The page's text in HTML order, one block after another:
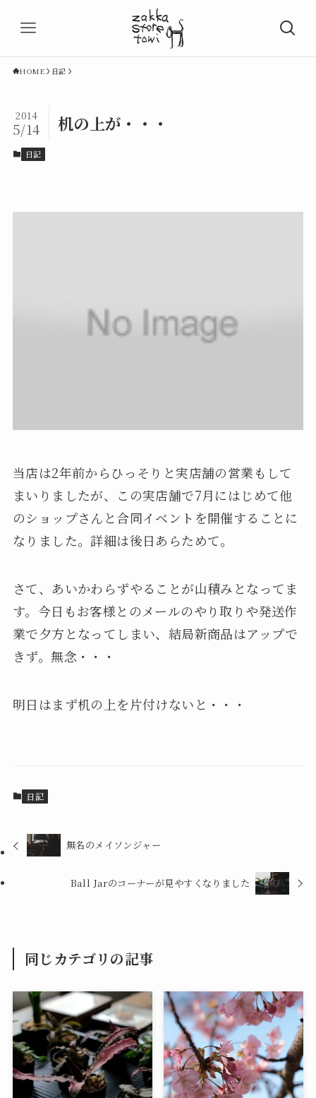
HOME 日記
机の上が・・・
2014
5/14
日記
当店は2年前からひっそりと実店舗の営業もして
まいりましたが、この実店舗で7月にはじめて他
のショップさんと合同イベントを開催することに
なりました。詳細は後日あらためて。
さて、あいかわらずやることが山積みとなってま
す。今日もお客様とのメールのやり取りや発送作
業で夕方となってしまい、結局新商品はアップで
きず。無念・・・
明日はまず机の上を片付けないと・・・
日記
無名のメイソンジャー
Ball Jarのコーナーが見やすくなりました
同じカテゴリの記事